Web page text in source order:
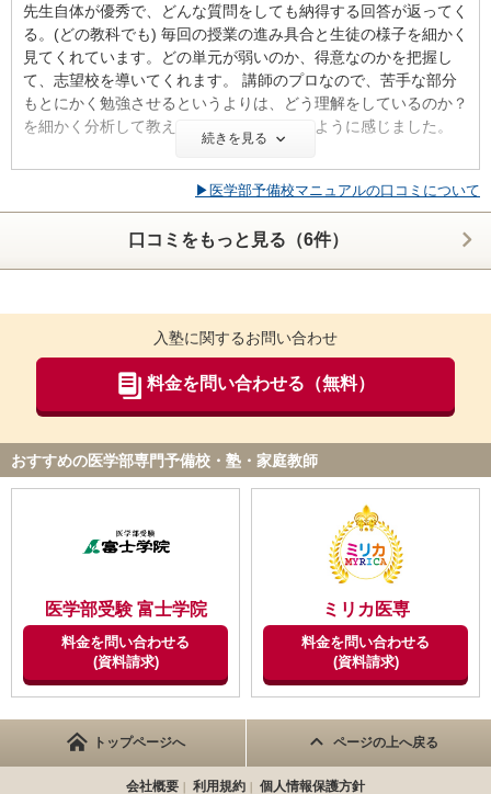
【校舎内外の環境について（自習室、交通の便、治安、立地な
ど） 】
これ以上快適でストレスフリーな環境はないと思います。ロッカ
ーや広いブースや静かな自習室、すぐに質問できる医学部のチュ
ーターなど、他の一切を気にせずに勉強に集中できる環境が整っ
ています。また、個別指導で少人数かつ全員の意識が高いことも
す。また、浪人生は月に一度レクがあります。普段話さない変わ
りにそこで仲を深め、チーム意識を高めて孤独を回避し、精神を
でもいいから医学部に入るという目標であれば、スピードの違い
は個人の努力によりますが、どんな人でも積み上げていけばいつ
クと言っていいでしょう。それを回避できるのはメディカルラボ
にしかない強みだと思います。
【サポート体制】
医学部のチューターにすぐに質問できたり、スタッフに相談しや
らへんの講師より優秀だと思います。悩みを抱え込まずに共有す
ることができるので、勉強が嫌になることがなく、通い続けられ
他の医学部専門予備校について詳しくは知りませんが、それらと
細かく設定でき、学校のスケジュールと調整できるのも嬉しいポ
イントです。また、自分はおすすめしませんが、単科で授業をと
れるので、駿台と併用している人もいます。さすがに一般の予備
校と比べると高額ですが、個別指導で医学部専門なのでそれ相応
【良かった点（改善してほしい点） 】
メディカルラボで良かったと思う一番の点は、ゼロから医学部合
先生自体が優秀で、どんな質問をしても納得する回答が返ってく
る。(どの教科でも) 毎回の授業の進み具合と生徒の様子を細かく
見てくれています。どの単元が弱いのか、得意なのかを把握し
て、志望校を導いてくれます。 講師のプロなので、苦手な部分
もとにかく勉強させるというよりは、どう理解をしているのか？
を細かく分析して教えていってくれているように感じました。
【カリキュラム・指導方針・授業内容】
科目ごとに、細かく内容項目が細分化されており、理解している
ところと理解していないところがすぐわかる。 単元ごとのチェ
ックテストを行い、どこが抜けているのか？から始まり、さらに
【校舎内外の環境について（自習室、交通の便、治安、立地な
ど） 】
マンツーマンなので、その子自身の理解度に合わせて対応して頂
ける。 自習室も綺麗で静かで集中しやすい。 駅からとても近
い本屋も同じビルに入っている。
【サポート体制】
定期テストで、進み具合が丁寧にわかる。また、自分にあった学
校をご提案してくれてとても助かった。 親の面談の時に、わか
りやすくどこができていて、どこがまだ不十分かなど、レポート
にまとめて説明して頂けるのが有り難かった。 また、担当のチ
ューターさんがこまめに声をかけてくださり、志望校の相談、過
去の受験生のやり方、通常のところではあまり入ってこない情報
を頂けて有り難かった。 チューターさんが、色々な科目の先生
とも密に連絡をとりながら、自分の希望と擦り合わせして志望校
を提示してくれて、本当に有り難かった。おそらく、それがなけ
れば受かっていなかったと思う。
【料金】
続きを見る
▶医学部予備校マニュアルの口コミについて
口コミをもっと見る（6件）
入塾に関するお問い合わせ
料金を問い合わせる（無料）
おすすめの医学部専門予備校・塾・家庭教師
医学部受験 富士学院
料金を問い合わせる
(資料請求)
ミリカ医専
料金を問い合わせる
(資料請求)
トップページへ ページの上へ戻る
会社概要 利用規約 個人情報保護方針